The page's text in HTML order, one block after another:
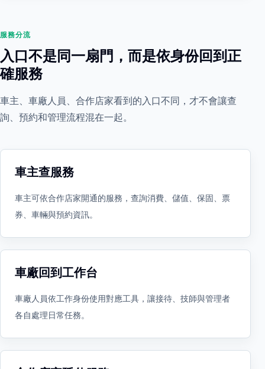
服務分流
入口不是同一扇門，而是依身份回到正
確服務
車主、車廠人員、合作店家看到的入口不同，才不會讓查
詢、預約和管理流程混在一起。
車主查服務
車主可依合作店家開通的服務，查詢消費、儲值、保固、票
券、車輛與預約資訊。
車廠回到工作台
車廠人員依工作身份使用對應工具，讓接待、技師與管理者
各自處理日常任務。